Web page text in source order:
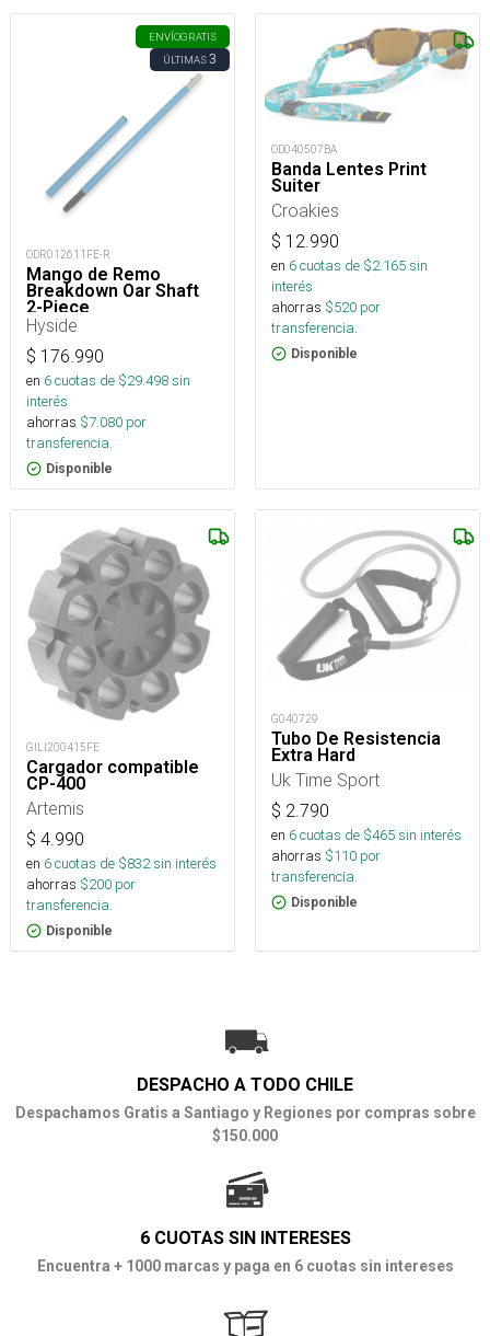
ENVÍOGRATIS
ÚLTIMAS3
ODR012611FE-R
Mango de Remo
Breakdown Oar Shaft
2-Piece
Hyside
$ 176.990
en 6cuotas de $29.498sin
interés
ahorras $7.080 por
transferencia.
Disponible
OD040507BA
Banda Lentes Print
Suiter
Croakies
$ 12.990
en 6cuotas de $2.165sin
interés
ahorras $520 por
transferencia.
Disponible
GILI200415FE
Cargador compatible
CP-400
Artemis
$ 4.990
en 6cuotas de $832sin interés
ahorras $200 por
transferencia.
Disponible
G040729
Tubo De Resistencia
Extra Hard
Uk Time Sport
$ 2.790
en 6cuotas de $465sin interés
ahorras $110 por
transferencia.
Disponible
DESPACHO A TODO CHILE
Despachamos Gratis a Santiago y Regiones por compras sobre
$150.000
6 CUOTAS SIN INTERESES
Encuentra + 1000 marcas y paga en 6 cuotas sin intereses